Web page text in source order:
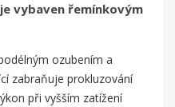
je vybaven řemínkovým
ozubením a
zabraňuje prokluzování
při vyšším zatížení